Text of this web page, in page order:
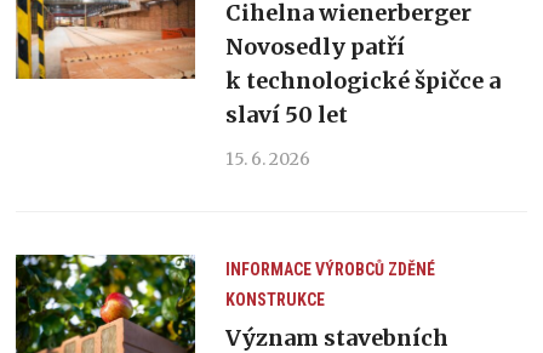
Cihelna wienerberger
Novosedly patří
k technologické špičce a
slaví 50 let
15. 6. 2026
INFORMACE VÝROBCŮ ZDĚNÉ
KONSTRUKCE
Význam stavebních